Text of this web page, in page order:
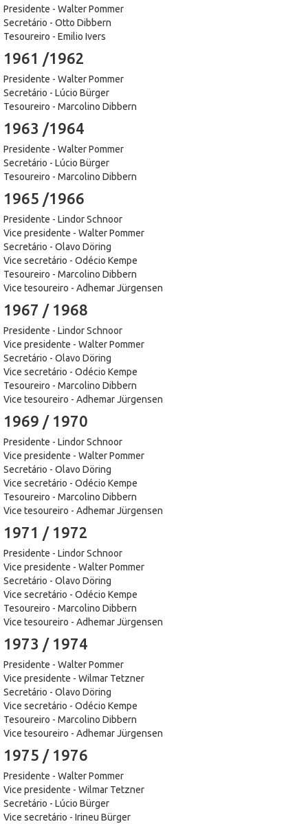
Presidente - Walter Pommer
Secretário - Otto Dibbern
Tesoureiro - Emilio Ivers
1961 /1962
Presidente - Walter Pommer
Secretário - Lúcio Bürger
Tesoureiro - Marcolino Dibbern
1963 /1964
Presidente - Walter Pommer
Secretário - Lúcio Bürger
Tesoureiro - Marcolino Dibbern
1965 /1966
Presidente - Lindor Schnoor
Vice presidente - Walter Pommer
Secretário - Olavo Döring
Vice secretário - Odécio Kempe
Tesoureiro - Marcolino Dibbern
Vice tesoureiro - Adhemar Jürgensen
1967 / 1968
Presidente - Lindor Schnoor
Vice presidente - Walter Pommer
Secretário - Olavo Döring
Vice secretário - Odécio Kempe
Tesoureiro - Marcolino Dibbern
Vice tesoureiro - Adhemar Jürgensen
1969 / 1970
Presidente - Lindor Schnoor
Vice presidente - Walter Pommer
Secretário - Olavo Döring
Vice secretário - Odécio Kempe
Tesoureiro - Marcolino Dibbern
Vice tesoureiro - Adhemar Jürgensen
1971 / 1972
Presidente - Lindor Schnoor
Vice presidente - Walter Pommer
Secretário - Olavo Döring
Vice secretário - Odécio Kempe
Tesoureiro - Marcolino Dibbern
Vice tesoureiro - Adhemar Jürgensen
1973 / 1974
Presidente - Walter Pommer
Vice presidente - Wilmar Tetzner
Secretário - Olavo Döring
Vice secretário - Odécio Kempe
Tesoureiro - Marcolino Dibbern
Vice tesoureiro - Adhemar Jürgensen
1975 / 1976
Presidente - Walter Pommer
Vice presidente - Wilmar Tetzner
Secretário - Lúcio Bürger
Vice secretário - Irineu Bürger